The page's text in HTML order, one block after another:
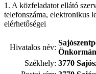
1. A közfeladatot ellátó
telefonszáma, elektronikus
elérhetőségei
Hivatalos név:
Székhely: 3770